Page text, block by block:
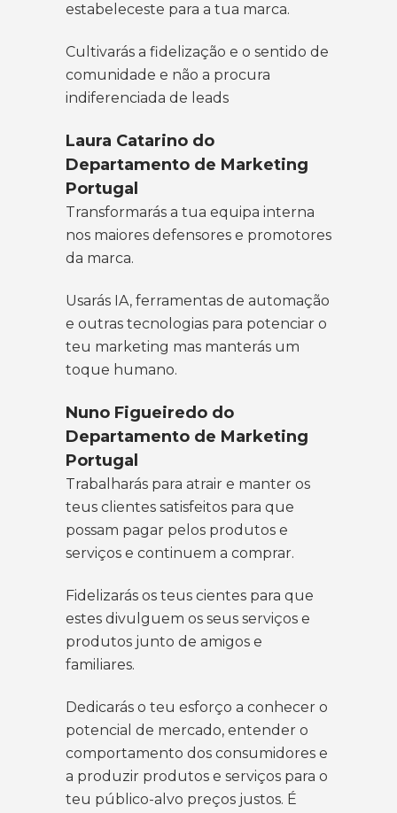
estabeleceste para a tua marca.
Cultivarás a fidelização e o sentido de
comunidade e não a procura
indiferenciada de leads
Laura Catarino do
Departamento de Marketing
Portugal
Transformarás a tua equipa interna
nos maiores defensores e promotores
da marca.
Usarás IA, ferramentas de automação
e outras tecnologias para potenciar o
teu marketing mas manterás um
toque humano.
Nuno Figueiredo do
Departamento de Marketing
Portugal
Trabalharás para atrair e manter os
teus clientes satisfeitos para que
possam pagar pelos produtos e
serviços e continuem a comprar.
Fidelizarás os teus cientes para que
estes divulguem os seus serviços e
produtos junto de amigos e
familiares.
Dedicarás o teu esforço a conhecer o
potencial de mercado, entender o
comportamento dos consumidores e
a produzir produtos e serviços para o
teu público-alvo preços justos. É